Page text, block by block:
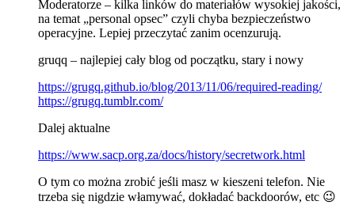
Moderatorze – kilka linków do materiałów wysokiej jakości,
na temat „personal opsec” czyli chyba bezpieczeństwo
operacyjne. Lepiej przeczytać zanim ocenzurują.
gruqq – najlepiej cały blog od początku, stary i nowy
https://grugq.github.io/blog/2013/11/06/required-reading/
https://grugq.tumblr.com/
Dalej aktualne
https://www.sacp.org.za/docs/history/secretwork.html
O tym co można zrobić jeśli masz w kieszeni telefon. Nie
trzeba się nigdzie włamywać, dokładać backdoorów, etc 😉